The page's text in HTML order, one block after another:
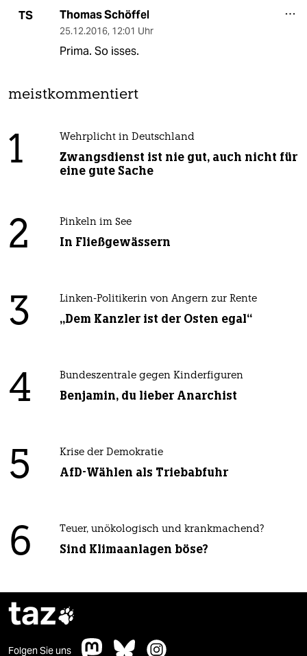
TS Thomas Schöffel
25.12.2016, 12:01 Uhr
Prima. So isses.
meistkommentiert
1 Wehrplicht in Deutschland
Zwangsdienst ist nie gut, auch nicht für
eine gute Sache
2 Pinkeln im See
In Fließgewässern
3 Linken-Politikerin von Angern zur Rente
„Dem Kanzler ist der Osten egal“
4 Bundeszentrale gegen Kinderfiguren
Benjamin, du lieber Anarchist
5 Krise der Demokratie
AfD-Wählen als Triebabfuhr
6 Teuer, unökologisch und krankmachend?
Sind Klimaanlagen böse?
taz
Folgen Sie uns